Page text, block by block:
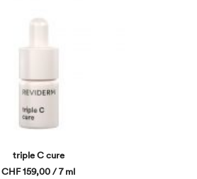
triple C cure
CHF 159,00 / 7 ml